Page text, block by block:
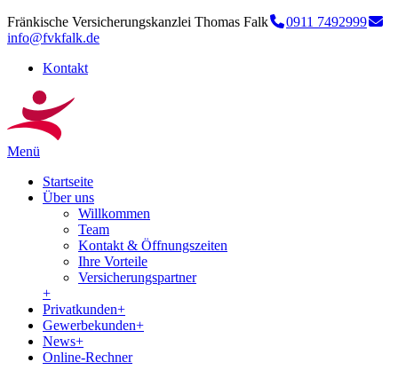
Fränkische Versicherungskanzlei Thomas Falk
0911 7492999
info@fvkfalk.de
Kontakt
Menü
Startseite
Über uns
Willkommen
Team
Kontakt & Öffnungszeiten
Ihre Vorteile
Versicherungspartner
+
Privatkunden+
Gewerbekunden+
News+
Online-Rechner